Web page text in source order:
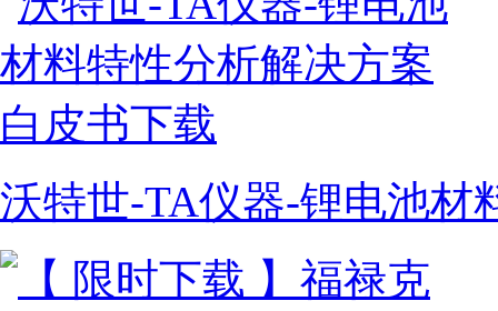
沃特世-TA仪器-锂电池材